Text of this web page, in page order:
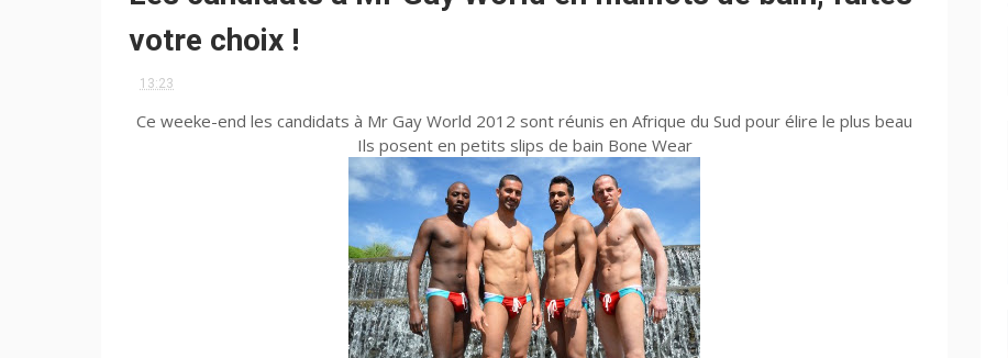
votre choix !
13:23
Ce weeke-end les candidats à Mr Gay World 2012 sont réunis en Afrique du Sud pour élire le plus beau
Ils posent en petits slips de bain Bone Wear